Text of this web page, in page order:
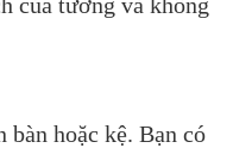
bàn hoặc kệ. Bạn có